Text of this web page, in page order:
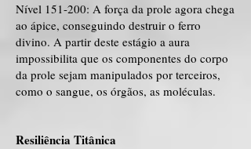
Nível 151-200: A força da prole agora chega
ao ápice, conseguindo destruir o ferro
divino. A partir deste estágio a aura
impossibilita que os componentes do corpo
da prole sejam manipulados por terceiros,
como o sangue, os órgãos, as moléculas.
Resiliência Titânica